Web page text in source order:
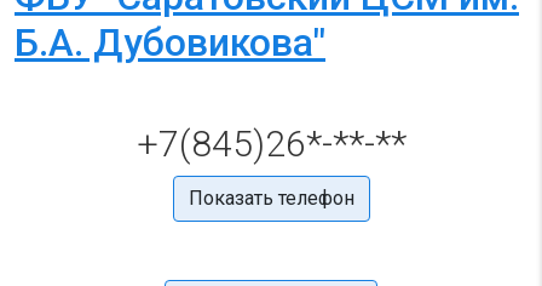
Б.А. Дубовикова"
+7(845)26*-**-**
Показать телефон